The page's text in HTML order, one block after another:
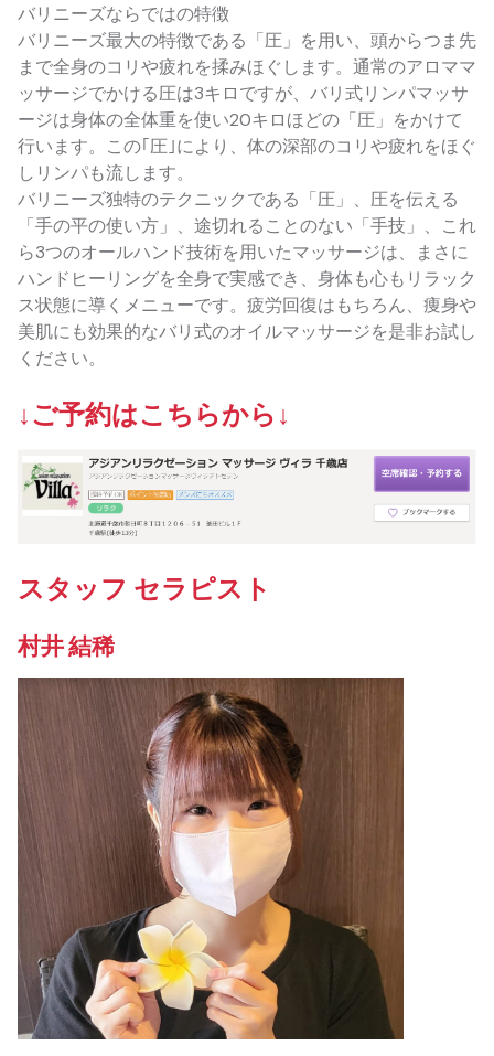
バリニーズならではの特徴
バリニーズ最大の特徴である「圧」を用い、頭からつま先
まで全身のコリや疲れを揉みほぐします。通常のアロママ
ッサージでかける圧は3キロですが、バリ式リンパマッサ
ージは身体の全体重を使い20キロほどの「圧」をかけて
行います。この｢圧｣により、体の深部のコリや疲れをほぐ
しリンパも流します。
バリニーズ独特のテクニックである「圧」、圧を伝える
「手の平の使い方」、途切れることのない「手技」、これ
ら3つのオールハンド技術を用いたマッサージは、まさに
ハンドヒーリングを全身で実感でき、身体も心もリラック
ス状態に導くメニューです。疲労回復はもちろん、痩身や
美肌にも効果的なバリ式のオイルマッサージを是非お試し
ください。
↓ご予約はこちらから↓
スタッフ セラピスト
村井 結稀